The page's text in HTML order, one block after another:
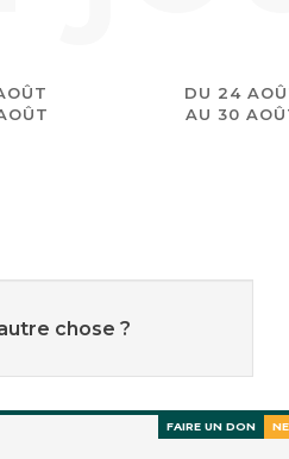
FAIRE UN DON
DU 24
AU 30
chose ?